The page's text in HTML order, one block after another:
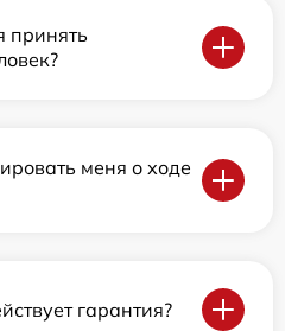
принять
меня о ходе
гарантия?